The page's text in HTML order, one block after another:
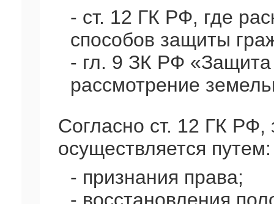
- ст. 12 ГК РФ, где
способов защиты
- гл. 9 ЗК РФ
рассмотрение
Согласно ст. 12 ГК РФ,
осуществляется путем:
- признания права;